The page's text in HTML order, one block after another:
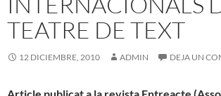
TEATRE DE TEXT
12 DICIEMBRE, 2010 ADMIN DEJA UN